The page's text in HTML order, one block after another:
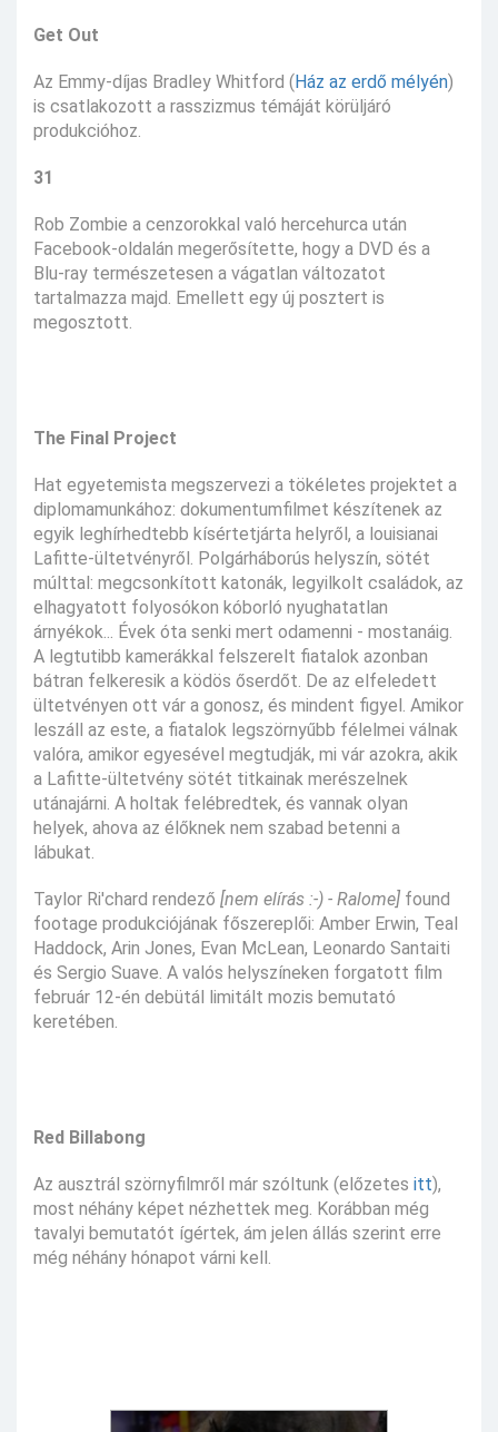
Get Out
Az Emmy-díjas Bradley Whitford (Ház az erdő mélyén)
is csatlakozott a rasszizmus témáját körüljáró
produkcióhoz.
31
Rob Zombie a cenzorokkal való hercehurca után
Facebook-oldalán megerősítette, hogy a DVD és a
Blu-ray természetesen a vágatlan változatot
tartalmazza majd. Emellett egy új posztert is
megosztott.
The Final Project
Hat egyetemista megszervezi a tökéletes projektet a
diplomamunkához: dokumentumfilmet készítenek az
egyik leghírhedtebb kísértetjárta helyről, a louisianai
Lafitte-ültetvényről. Polgárháborús helyszín, sötét
múlttal: megcsonkított katonák, legyilkolt családok, az
elhagyatott folyosókon kóborló nyughatatlan
árnyékok... Évek óta senki mert odamenni - mostanáig.
A legtutibb kamerákkal felszerelt fiatalok azonban
bátran felkeresik a ködös őserdőt. De az elfeledett
ültetvényen ott vár a gonosz, és mindent figyel. Amikor
leszáll az este, a fiatalok legszörnyűbb félelmei válnak
valóra, amikor egyesével megtudják, mi vár azokra, akik
a Lafitte-ültetvény sötét titkainak merészelnek
utánajárni. A holtak felébredtek, és vannak olyan
helyek, ahova az élőknek nem szabad betenni a
lábukat.
Taylor Ri'chard rendező [nem elírás :-) - Ralome] found
footage produkciójának főszereplői: Amber Erwin, Teal
Haddock, Arin Jones, Evan McLean, Leonardo Santaiti
és Sergio Suave. A valós helyszíneken forgatott film
február 12-én debütál limitált mozis bemutató
keretében.
Red Billabong
Az ausztrál szörnyfilmről már szóltunk (előzetes itt),
most néhány képet nézhettek meg. Korábban még
tavalyi bemutatót ígértek, ám jelen állás szerint erre
még néhány hónapot várni kell.